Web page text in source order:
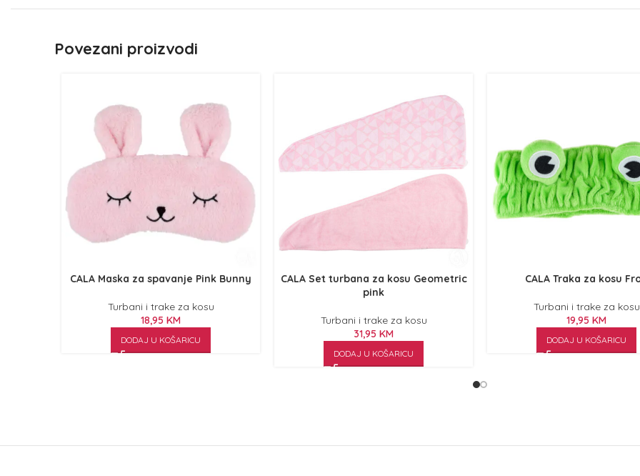
Povezani proizvodi
CALA Maska za spavanje Pink Bunny
Turbani i trake za kosu
18,95 KM
DODAJ U KOŠARICU
CALA Set turbana za kosu Geometric
pink
Turbani i trake za kosu
31,95 KM
DODAJ U KOŠARICU
CALA Traka za kosu
Turbani i trake za kosu
19,95 KM
DODAJ U KOŠARICU